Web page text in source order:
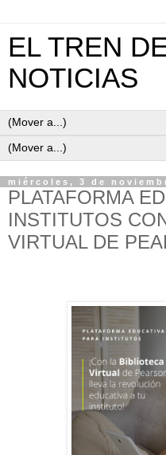
EL TREN
NOTICIAS
miércoles, 3 de
PLATAFORMA
INSTITUTOS
VIRTUAL DE